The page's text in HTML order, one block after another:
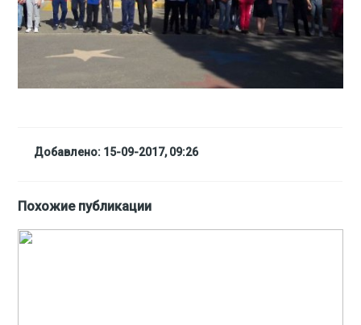
Добавлено: 15-09-2017, 09:26
Похожие публикации